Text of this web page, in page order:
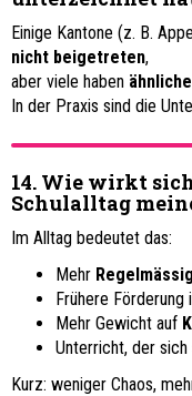
Einige Kantone (z. B.
nicht beigetreten,
aber viele haben
In der Praxis sind die
14. Wie wirkt
Schulalltag
Im Alltag bedeutet das:
Mehr
Frühere Förderung
Mehr Gewicht auf
Unterricht, der sich
Kurz: weniger Chaos,